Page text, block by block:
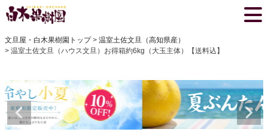
文旦屋・白木果樹園トップ
温室土佐文旦（高知県産）
温室土佐文旦（ハウス文旦）お得箱約6kg（大玉主体）【送料込】